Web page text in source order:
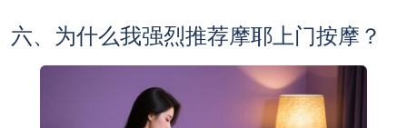
六、为什么我强烈推荐摩耶上门按摩？